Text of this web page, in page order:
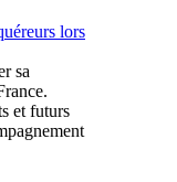
lors
sa
et futurs